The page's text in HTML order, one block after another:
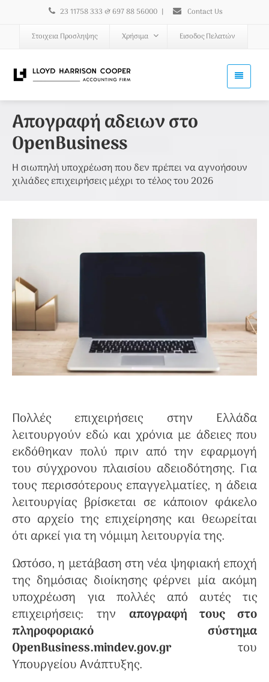
23 11758 333 & 697 88 56000 | Contact Us
Στοιχεια Προσληψης Χρήσιμα Εισοδος Πελατών
Απογραφή αδειων στο
OpenBusiness
Η σιωπηλή υποχρέωση που δεν πρέπει να αγνοήσουν
χιλιάδες επιχειρήσεις μέχρι το τέλος του 2026
Πολλές επιχειρήσεις στην Ελλάδα
λειτουργούν εδώ και χρόνια με άδειες που
εκδόθηκαν πολύ πριν από την εφαρμογή
του σύγχρονου πλαισίου αδειοδότησης. Για
τους περισσότερους επαγγελματίες, η άδεια
λειτουργίας βρίσκεται σε κάποιον φάκελο
στο αρχείο της επιχείρησης και θεωρείται
ότι αρκεί για τη νόμιμη λειτουργία της.
Ωστόσο, η μετάβαση στη νέα ψηφιακή εποχή
της δημόσιας διοίκησης φέρνει μία ακόμη
υποχρέωση για πολλές από αυτές τις
επιχειρήσεις: την απογραφή τους στο
πληροφοριακό σύστημα
OpenBusiness.mindev.gov.grτου
Υπουργείου Ανάπτυξης.